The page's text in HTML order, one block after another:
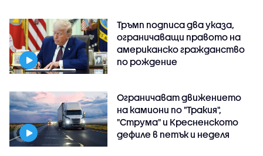
Тръмп подписа два указа,
ограничаващи правото на
американско гражданство
по рождение
Ограничават движението
на камиони по "Тракия",
"Струма" и Кресненското
дефиле в петък и неделя